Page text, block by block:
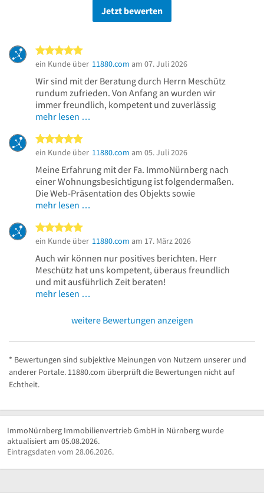
Jetzt bewerten
ein Kunde über 11880.com am 07. Juli 2026
Wir sind mit der Beratung durch Herrn Meschütz
rundum zufrieden. Von Anfang an wurden wir
immer freundlich, kompetent und zuverlässig
mehr lesen …
ein Kunde über 11880.com am 05. Juli 2026
Meine Erfahrung mit der Fa. ImmoNürnberg nach
einer Wohnungsbesichtigung ist folgendermaßen.
Die Web-Präsentation des Objekts sowie
mehr lesen …
ein Kunde über 11880.com am 17. März 2026
Auch wir können nur positives berichten. Herr
Meschütz hat uns kompetent, überaus freundlich
und mit ausführlich Zeit beraten!
mehr lesen …
weitere Bewertungen anzeigen
* Bewertungen sind subjektive Meinungen von Nutzern unserer und
anderer Portale. 11880.com überprüft die Bewertungen nicht auf
Echtheit.
ImmoNürnberg Immobilienvertrieb GmbH in Nürnberg wurde
aktualisiert am 05.08.2026.
Eintragsdaten vom 28.06.2026.